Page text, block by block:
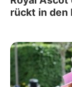
rückt in den